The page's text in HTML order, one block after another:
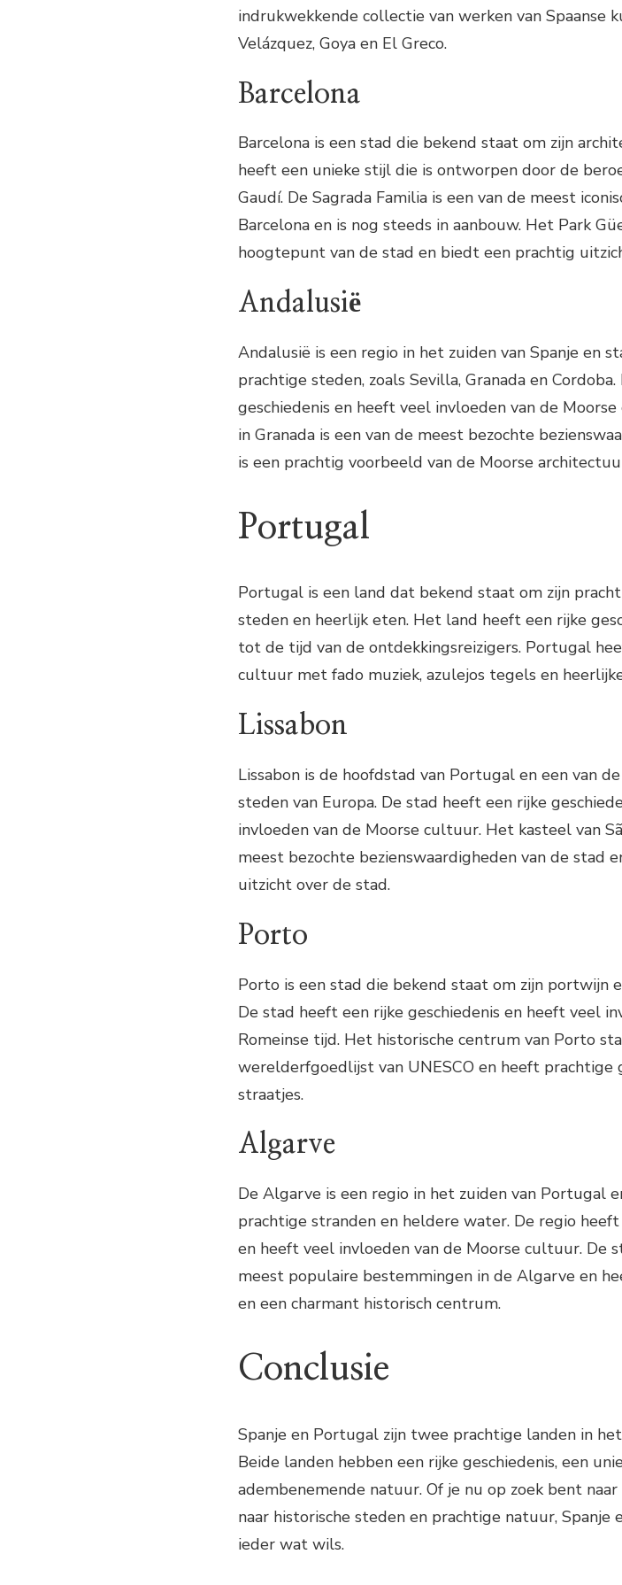
indrukwekkende collectie van werken van Spaanse
Velázquez, Goya en El Greco.
Barcelona
Barcelona is een stad die bekend staat om zijn
heeft een unieke stijl die is ontworpen door de
Gaudí. De Sagrada Familia is een van de meest
Barcelona en is nog steeds in aanbouw. Het Park
hoogtepunt van de stad en biedt een prachtig
Andalusië
Andalusië is een regio in het zuiden van Spanje en
prachtige steden, zoals Sevilla, Granada en
geschiedenis en heeft veel invloeden van de
in Granada is een van de meest bezochte
is een prachtig voorbeeld van de Moorse
Portugal
Portugal is een land dat bekend staat om zijn
steden en heerlijk eten. Het land heeft een rijke
tot de tijd van de ontdekkingsreizigers. Portugal
cultuur met fado muziek, azulejos tegels en
Lissabon
Lissabon is de hoofdstad van Portugal en een van
steden van Europa. De stad heeft een rijke
invloeden van de Moorse cultuur. Het kasteel van
meest bezochte bezienswaardigheden van de stad
uitzicht over de stad.
Porto
Porto is een stad die bekend staat om zijn portwijn
De stad heeft een rijke geschiedenis en heeft veel
Romeinse tijd. Het historische centrum van Porto
werelderfgoedlijst van UNESCO en heeft prachtige
straatjes.
Algarve
De Algarve is een regio in het zuiden van Portugal
prachtige stranden en heldere water. De regio heeft
en heeft veel invloeden van de Moorse cultuur. De
meest populaire bestemmingen in de Algarve en
en een charmant historisch centrum.
Conclusie
Spanje en Portugal zijn twee prachtige landen in
Beide landen hebben een rijke geschiedenis, een
adembenemende natuur. Of je nu op zoek bent
naar historische steden en prachtige natuur,
ieder wat wils.